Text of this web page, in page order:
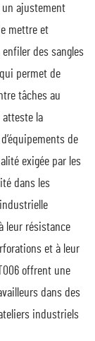
un ajustement
mettre et
enfiler des sangles
permet de
tâches au
atteste la
de
exigée par les
dans les
leur résistance
et à leur
offrent une
dans des
industriels